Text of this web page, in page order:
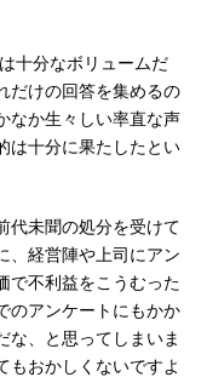
十分なボリュームだ
だけの回答を集めるの
なか生々しい率直な声
は十分に果たしたとい
代未聞の処分を受けて
、経営陣や上司にアン
で不利益をこうむった
のアンケートにもかか
な、と思ってしまいま
もおかしくないですよ